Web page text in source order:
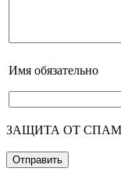
Имя обязательно
ЗАЩИТА ОТ СПАМА: